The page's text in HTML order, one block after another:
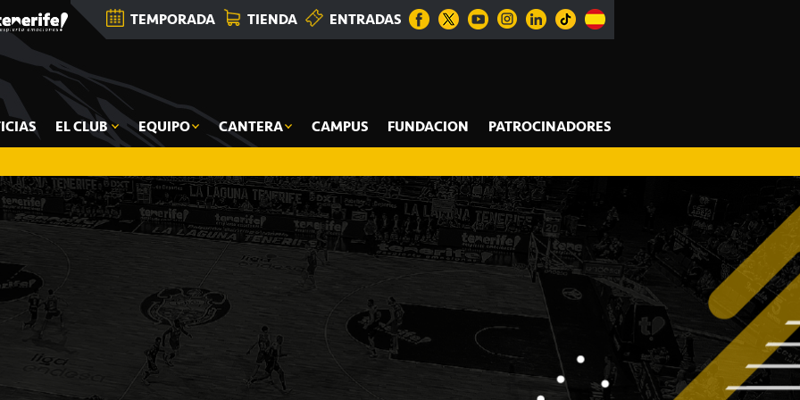
TEMPORADA TIENDA ENTRADAS
EL CLUB EQUIPO CANTERA CAMPUS FUNDACION PATROCINADORES